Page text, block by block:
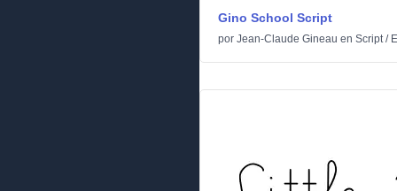
Gino School Script
por Jean-Claude Gineau en Script/